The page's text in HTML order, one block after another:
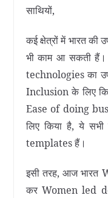
साथियों,
कई क्षेत्रों में भारत की
भी काम आ सकती हैं।
technologies का
Inclusion के लिए
Ease of doing
लिए किया है, ये
templates हैं।
इसी तरह, आज
कर Women led